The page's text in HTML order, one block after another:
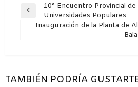
Navegación
Entrada
anterior
10° Encuentro Provincial de
Universidades Populares
Inauguración de la Planta de
TAMBIÉN PODRÍA